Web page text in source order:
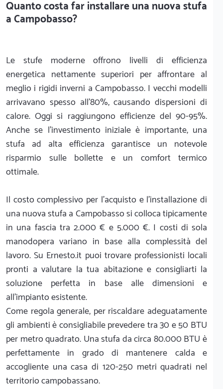
Quanto costa far installare una nuova stufa
a Campobasso?
Le stufe moderne offrono livelli di efficienza
energetica nettamente superiori per affrontare al
meglio i rigidi inverni a Campobasso. I vecchi modelli
arrivavano spesso all'80%, causando dispersioni di
calore. Oggi si raggiungono efficienze del 90-95%.
Anche se l'investimento iniziale è importante, una
stufa ad alta efficienza garantisce un notevole
risparmio sulle bollette e un comfort termico
ottimale.
Il costo complessivo per l'acquisto e l'installazione di
una nuova stufa a Campobasso si colloca tipicamente
in una fascia tra 2.000 € e 5.000 €. I costi di sola
manodopera variano in base alla complessità del
lavoro. Su Ernesto.it puoi trovare professionisti locali
pronti a valutare la tua abitazione e consigliarti la
soluzione perfetta in base alle dimensioni e
all'impianto esistente.
Come regola generale, per riscaldare adeguatamente
gli ambienti è consigliabile prevedere tra 30 e 50 BTU
per metro quadrato. Una stufa da circa 80.000 BTU è
perfettamente in grado di mantenere calda e
accogliente una casa di 120-250 metri quadrati nel
territorio campobassano.